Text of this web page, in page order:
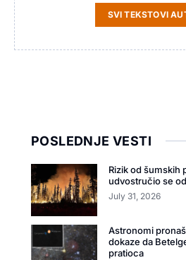
SVI TEKSTOVI
POSLEDNJE VESTI
Rizik od šumskih
udvostručio se
July 31, 2026
Astronomi
dokaze da
pratioca